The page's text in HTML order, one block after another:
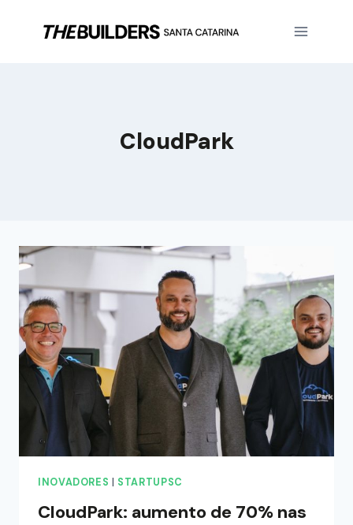
CloudPark
INOVADORES STARTUPSC
CloudPark: aumento de 70% nas